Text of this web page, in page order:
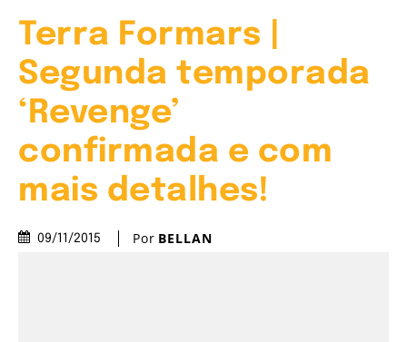
Terra Formars |
Segunda temporada
‘Revenge’
confirmada e com
mais detalhes!
09/11/2015 Por BELLAN